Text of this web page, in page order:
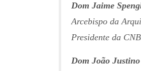
Dom Jaime
Arcebispo da
Presidente da
Dom João